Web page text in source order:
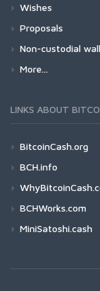
Wishes
Proposals
Non-custodial
More...
LINKS ABOUT
BitcoinCash.org
BCH.info
BCHWorks.com
MiniSatoshi.cash